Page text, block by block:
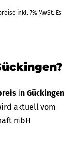
MwSt. Es
in Gückingen
aktuell vom
mbH